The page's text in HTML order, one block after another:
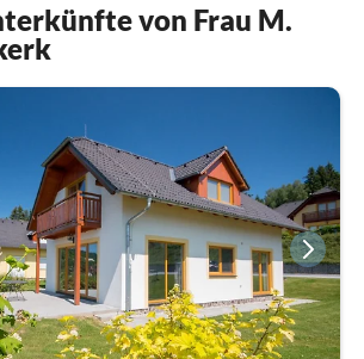
von Frau M.